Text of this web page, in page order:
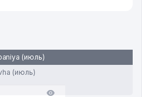
(июль)
(июль)